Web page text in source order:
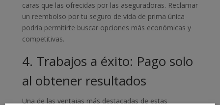
caras que las ofrecidas por las aseguradoras. Reclamar
un reembolso por tu seguro de vida de prima única
podría permitirte buscar opciones más económicas y
competitivas.
4. Trabajos a éxito: Pago solo
al obtener resultados
Una de las ventajas más destacadas de estas